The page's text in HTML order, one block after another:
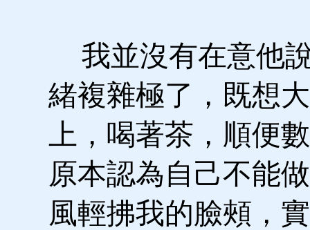
我並沒有在意他
緒複雜極了，既想
上，喝著茶，順便
原本認為自己不能
風輕拂我的臉頰，